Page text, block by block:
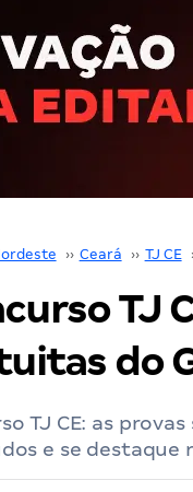
›› Ceará ›› TJ CE
TJ
do
TJ CE: as
e se destaque